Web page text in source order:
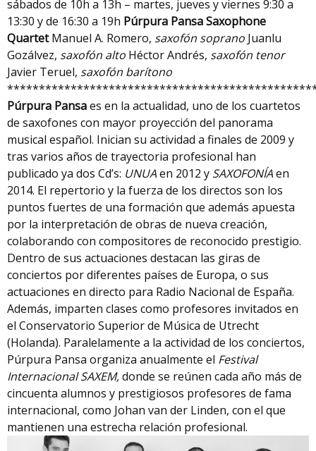
sábados de 10h a 13h – martes, jueves y viernes 9:30 a
13:30 y de 16:30 a 19h Púrpura Pansa Saxophone
QuartetManuel A. Romero, saxofón soprano Juanlu
Gozálvez, saxofón alto Héctor Andrés, saxofón tenor
Javier Teruel, saxofón barítono
Púrpura Pansaes en la actualidad, uno de los cuartetos
de saxofones con mayor proyección del panorama
musical español. Inician su actividad a finales de 2009 y
tras varios años de trayectoria profesional han
publicado ya dos Cd’s: UNUAen 2012 y SAXOFONÍAen
2014. El repertorio y la fuerza de los directos son los
puntos fuertes de una formación que además apuesta
por la interpretación de obras de nueva creación,
colaborando con compositores de reconocido prestigio.
Dentro de sus actuaciones destacan las giras de
conciertos por diferentes países de Europa, o sus
actuaciones en directo para Radio Nacional de España.
Además, imparten clases como profesores invitados en
el Conservatorio Superior de Música de Utrecht
(Holanda). Paralelamente a la actividad de los conciertos,
Púrpura Pansa organiza anualmente el Festival
Internacional SAXEM,donde se reúnen cada año más de
cincuenta alumnos y prestigiosos profesores de fama
internacional, como Johan van der Linden, con el que
mantienen una estrecha relación profesional.